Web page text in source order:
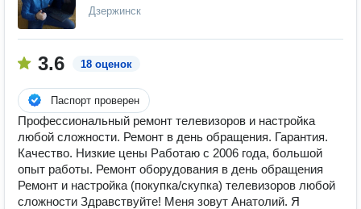
Дзержинск
3.6 18 оценок
Паспорт проверен
Профессиональный ремонт телевизоров и настройка
любой сложности. Ремонт в день обращения. Гарантия.
Качество. Низкие цены Работаю с 2006 года, большой
опыт работы. Ремонт оборудования в день обращения
Ремонт и настройка (покупка/скупка) телевизоров любой
сложности Здравствуйте! Меня зовут Анатолий. Я